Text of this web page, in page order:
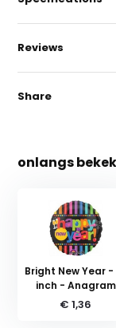
Reviews
Share
onlangs
Bright New Year -
inch - Anagram
€ 1,36